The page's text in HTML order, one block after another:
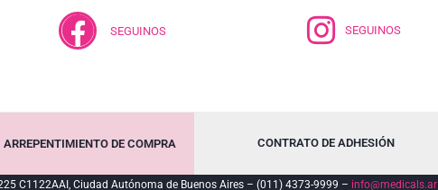
SEGUINOS SEGUINOS
ARREPENTIMIENTO DE COMPRA CONTRATO DE ADHESIÓN
C1122AAI, Ciudad Autónoma de Buenos Aires – (011) 4373-9999 – info@medicals.ar